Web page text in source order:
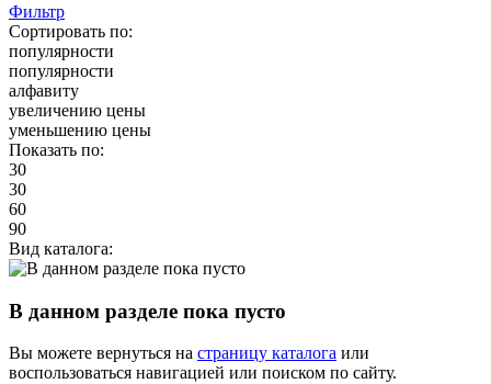
Фильтр
Сортировать по:
популярности
популярности
алфавиту
увеличению цены
уменьшению цены
Показать по:
30
30
60
90
Вид каталога:
В данном разделе пока пусто
Вы можете вернуться на страницу каталога или
воспользоваться навигацией или поиском по сайту.